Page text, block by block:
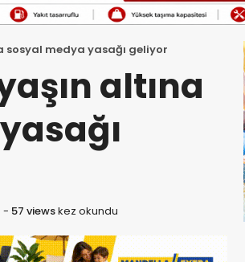
sosyal medya yasağı geliyor
altına
- 57 viewskez okundu